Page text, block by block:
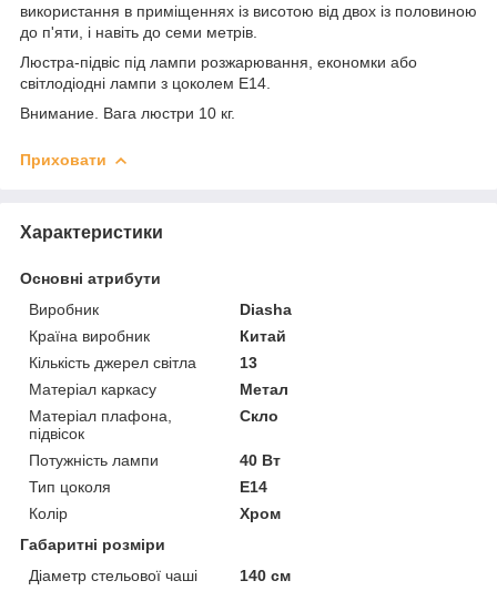
використання в приміщеннях із висотою від двох із половиною
до п'яти, і навіть до семи метрів.
Люстра-підвіс під лампи розжарювання, економки або
світлодіодні лампи з цоколем Е14.
Внимание. Вага люстри 10 кг.
Приховати
Характеристики
Основні атрибути
Виробник
Diasha
Країна виробник
Китай
Кількість джерел світла
13
Матеріал каркасу
Метал
Матеріал плафона,
підвісок
Скло
Потужність лампи
40 Вт
Тип цоколя
E14
Колір
Хром
Габаритні розміри
Діаметр стельової чаші
140 см